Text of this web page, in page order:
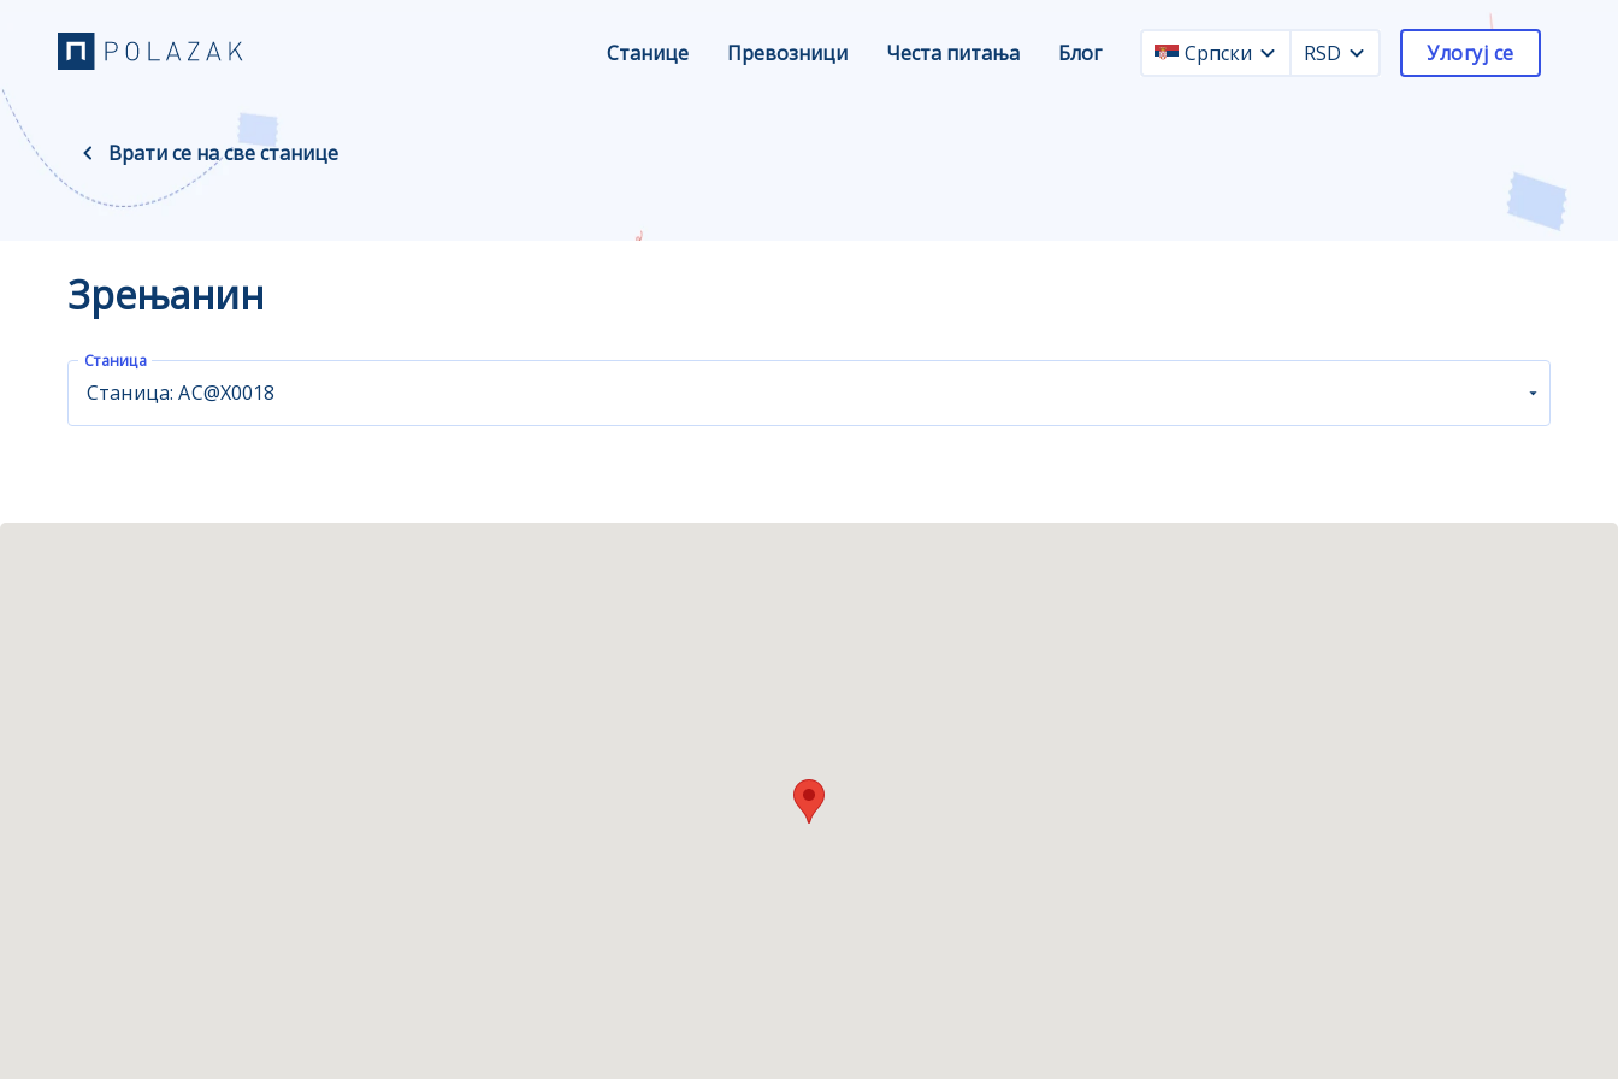
Станице Превозници Честа питања Блог Српски RSD Улогуј се
Врати се на све станице
Зрењанин
Станица
Станица: АС@X0018